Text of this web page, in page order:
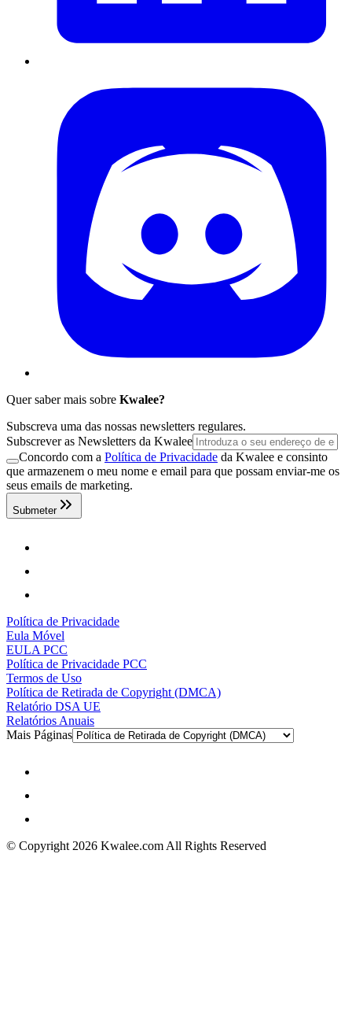
Quer saber mais sobre Kwalee?
Subscreva uma das nossas newsletters regulares.
Subscrever as Newsletters da Kwalee
Concordo com a Política de Privacidade da Kwalee e consinto
que armazenem o meu nome e email para que possam enviar-me os
seus emails de marketing.
Submeter
Política de Privacidade
Eula Móvel
EULA PCC
Política de Privacidade PCC
Termos de Uso
Política de Retirada de Copyright (DMCA)
Relatório DSA UE
Relatórios Anuais
Mais Páginas
© Copyright 2026 Kwalee.com All Rights Reserved